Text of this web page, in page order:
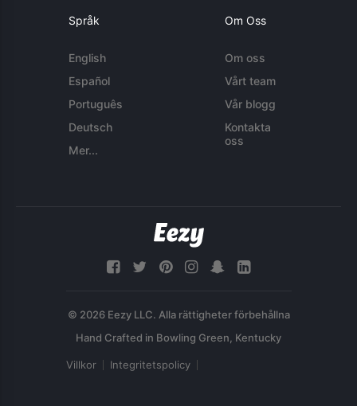
Språk
English
Español
Português
Deutsch
Mer...
Om Oss
Om oss
Vårt team
Vår blogg
Kontakta
oss
© 2026 Eezy LLC. Alla rättigheter förbehållna
Villkor Integritetspolicy